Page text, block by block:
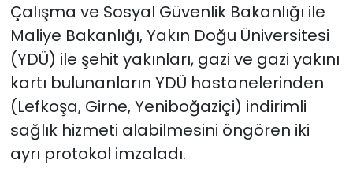
Çalışma ve Sosyal Güvenlik Bakanlığı ile
Maliye Bakanlığı, Yakın Doğu Üniversitesi
(YDÜ) ile şehit yakınları, gazi ve gazi yakını
kartı bulunanların YDÜ hastanelerinden
(Lefkoşa, Girne, Yeniboğaziçi) indirimli
sağlık hizmeti alabilmesini öngören iki
ayrı protokol imzaladı.
Spor
Teknoloji
TÜRKiYE
Video Galeri